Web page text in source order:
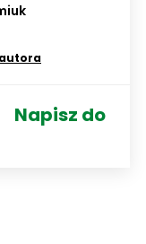
Napisz do